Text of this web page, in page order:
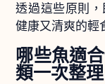
透過這些原則
健康又清爽的輕
哪些魚適
類一次整理